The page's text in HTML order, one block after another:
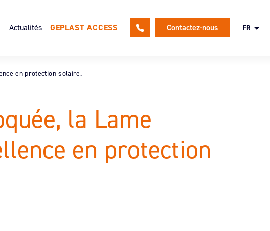
Une politique RH tournée vers nos
salariés
Nos offres d’emploi
Candidature spontanée
Actualités GEPLAST ACCESS Contactez-nous FR
en protection solaire.
la Lame
en protection